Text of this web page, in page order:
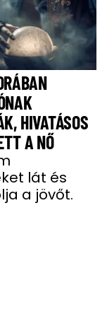
HIVATÁSOS
A NŐ
lát és
a jövőt.